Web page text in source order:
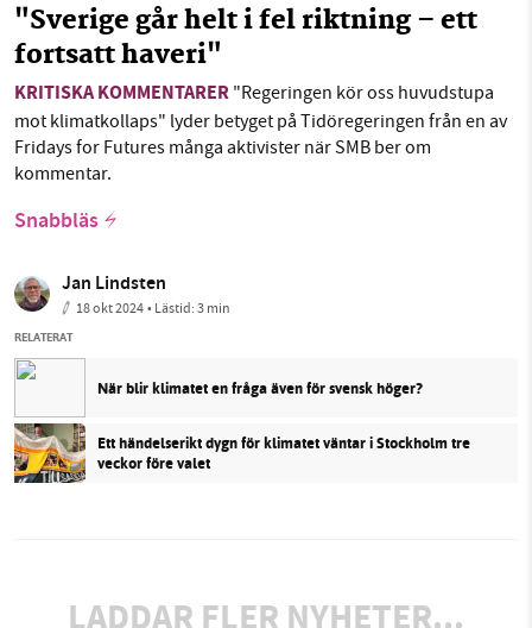
"Sverige går helt i fel riktning – ett
fortsatt haveri"
KRITISKA KOMMENTARER "Regeringen kör oss huvudstupa
mot klimatkollaps" lyder betyget på Tidöregeringen från en av
Fridays for Futures många aktivister när SMB ber om
kommentar.
Snabbläs
Jan Lindsten
18 okt 2024• Lästid:3 min
RELATERAT
När blir klimatet en fråga även för svensk höger?
Ett händelserikt dygn för klimatet väntar i Stockholm tre
veckor före valet